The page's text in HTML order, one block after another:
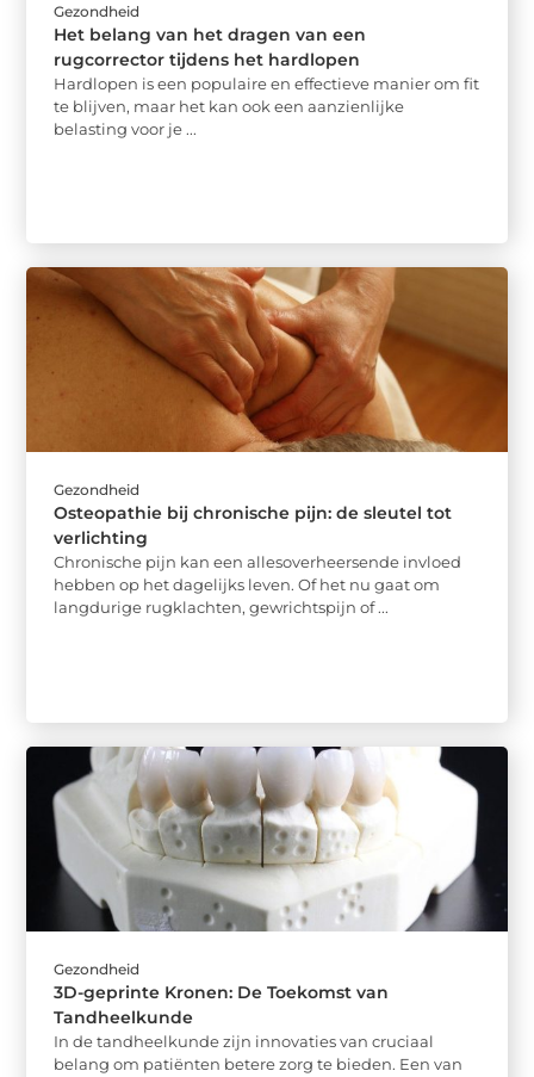
Gezondheid
Het belang van het dragen van een
rugcorrector tijdens het hardlopen
Hardlopen is een populaire en effectieve manier om fit
te blijven, maar het kan ook een aanzienlijke
belasting voor je ...
Gezondheid
Osteopathie bij chronische pijn: de sleutel tot
verlichting
Chronische pijn kan een allesoverheersende invloed
hebben op het dagelijks leven. Of het nu gaat om
langdurige rugklachten, gewrichtspijn of ...
Gezondheid
3D-geprinte Kronen: De Toekomst van
Tandheelkunde
In de tandheelkunde zijn innovaties van cruciaal
belang om patiënten betere zorg te bieden. Een van